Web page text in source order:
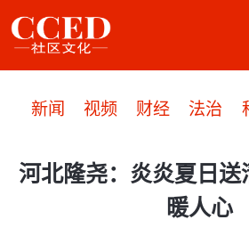
新闻 视频 财经 法治
河北隆尧：炎炎夏日送
暖人心